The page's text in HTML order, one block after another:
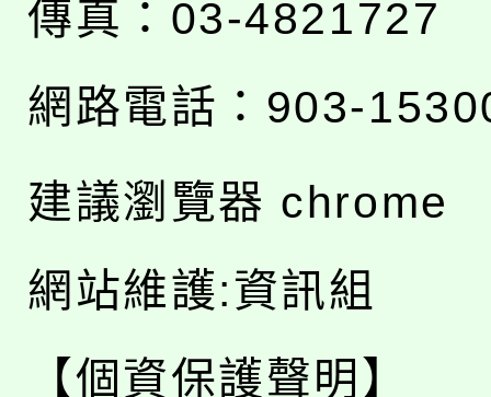
傳真：03-4821727
網路電話：903-
建議瀏覽器 chrome
網站維護:資訊組
【個資保護聲明】